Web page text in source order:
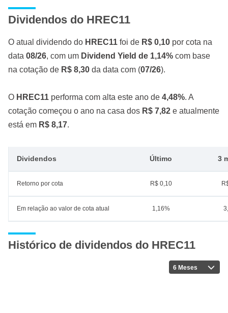
Dividendos do HREC11
O atual dividendo do HREC11 foi de R$ 0,10 por cota na
data 08/26, com um Dividend Yield de 1,14% com base
na cotação de R$ 8,30 da data com (07/26).
O HREC11 performa com alta este ano de 4,48%. A
cotação começou o ano na casa dos R$ 7,82 e atualmente
está em R$ 8,17.
Dividendos Último 3
Retorno por cota R$ 0,10
Em relação ao valor de cota atual 1,16%
Histórico de dividendos do HREC11
6 Meses